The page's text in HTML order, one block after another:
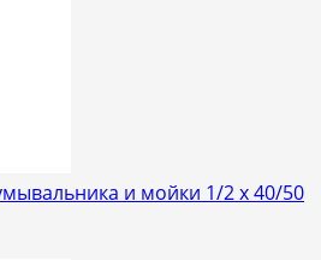
и мойки 1/2 х 40/50